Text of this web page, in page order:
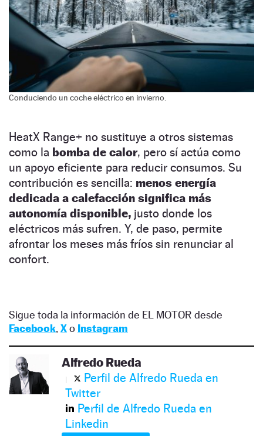
Conduciendo un coche eléctrico en invierno.
HeatX Range+ no sustituye a otros sistemas
como la bomba de calor, pero sí actúa como
un apoyo eficiente para reducir consumos. Su
contribución es sencilla: menos energía
dedicada a calefacción significa más
autonomía disponible, justo donde los
eléctricos más sufren. Y, de paso, permite
afrontar los meses más fríos sin renunciar al
confort.
Sigue toda la información de EL MOTOR desde
Facebook, Xo Instagram
Alfredo Rueda
Perfil de Alfredo Rueda en
Twitter
Perfil de Alfredo Rueda en
Linkedin